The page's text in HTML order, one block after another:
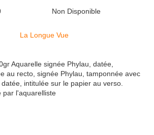
99 Non Disponible
Aquarelle signée Phylau, datée,
au recto, signée Phylau, tamponnée avec
intitulée sur le papier au verso.
par l'aquarelliste